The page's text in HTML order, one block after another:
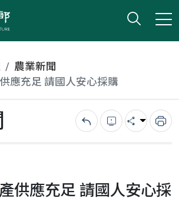
打開
小版
農業新聞
應充足 請國人安心採購
回上一頁錯誤回報
分享 列
供應充足 請國人安心採